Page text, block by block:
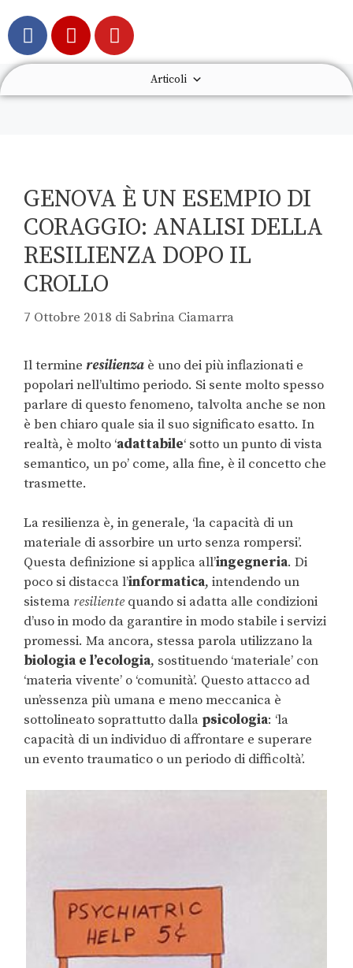
Articoli
GENOVA È UN ESEMPIO DI
CORAGGIO: ANALISI DELLA
RESILIENZA DOPO IL
CROLLO
7 Ottobre 2018 di Sabrina Ciamarra
Il termine resilienza è uno dei più inflazionati e
popolari nell’ultimo periodo. Si sente molto spesso
parlare di questo fenomeno, talvolta anche se non
è ben chiaro quale sia il suo significato esatto. In
realtà, è molto ‘adattabile‘ sotto un punto di vista
semantico, un po’ come, alla fine, è il concetto che
trasmette.
La resilienza è, in generale, ‘la capacità di un
materiale di assorbire un urto senza rompersi’.
Questa definizione si applica all’ingegneria. Di
poco si distacca l’informatica, intendendo un
sistema resiliente quando si adatta alle condizioni
d’uso in modo da garantire in modo stabile i servizi
promessi. Ma ancora, stessa parola utilizzano la
biologia e l’ecologia, sostituendo ‘materiale’ con
‘materia vivente’ o ‘comunità’. Questo attacco ad
un’essenza più umana e meno meccanica è
sottolineato soprattutto dalla psicologia: ‘la
capacità di un individuo di affrontare e superare
un evento traumatico o un periodo di difficoltà’.